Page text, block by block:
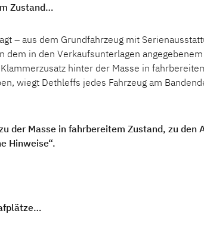
Erlebe die Welt der Dethleffs
Wohnwagen für Paare oder
perfekte Wohnwagen-Modell für
Genieße Freiheit und Komfort auf
Zu den Wohnwagen
DR
Zustand…
– aus dem Grundfahrzeug mit
dem in den Verkaufsunterlagen
hinter der Masse in
wiegt Dethleffs jedes Fahrzeug am
der Masse in fahrbereitem Zustand, zu
Hinweise“.